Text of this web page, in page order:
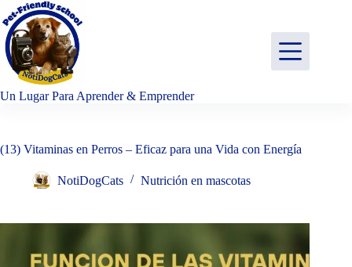
Saltar
al
contenido
Un Lugar Para Aprender & Emprender
(13) Vitaminas en Perros – Eficaz para una Vida con Energía
NotiDogCats Nutrición en mascotas